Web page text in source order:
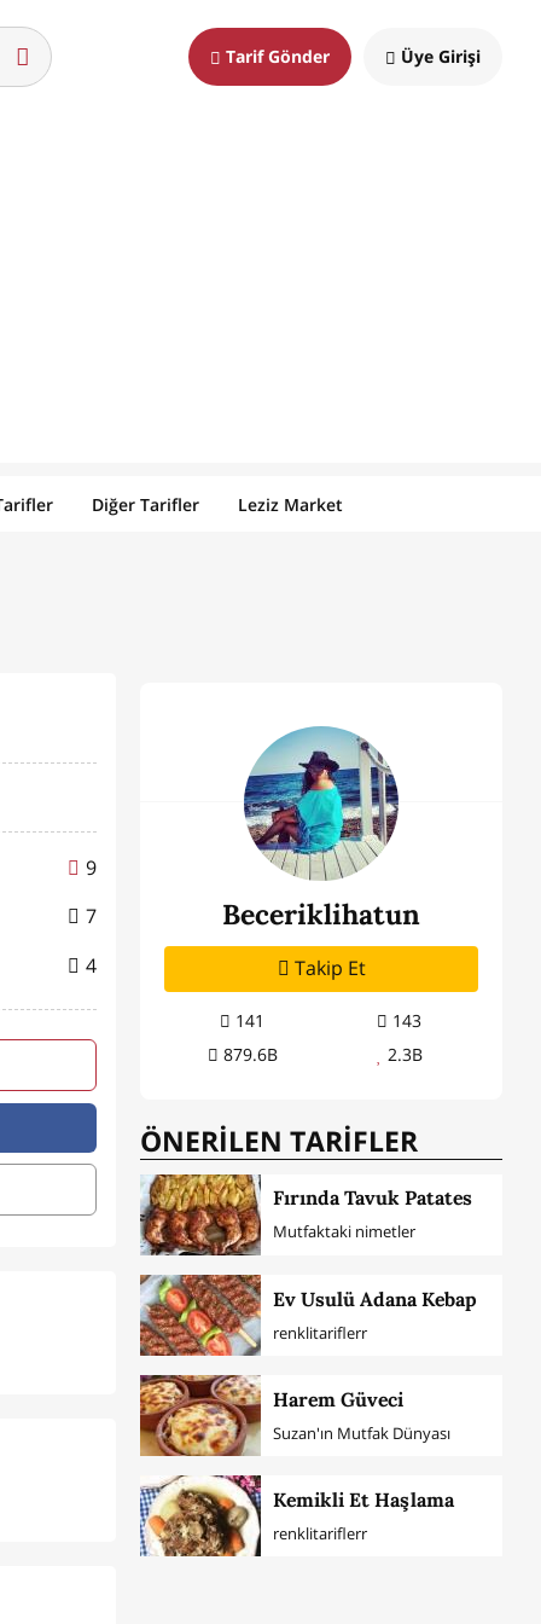
Tarif Gönder Üye Girişi
Diğer Tarifler Leziz Market
9
7
4
Beceriklihatun
Takip Et
141
143
879.6B
2.3B
ÖNERİLEN TARİFLER
Fırında Tavuk Patates
Mutfaktaki nimetler
Ev Usulü Adana Kebap
renklitariflerr
Harem Güveci
Suzan'ın Mutfak Dünyası
Kemikli Et Haşlama
renklitariflerr